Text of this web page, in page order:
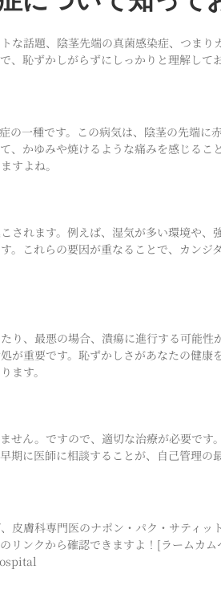
な話題、陰茎先端の真菌感染症、つまり
、恥ずかしがらずにしっかりと理解して
の一種です。この病気は、陰茎の先端に
、かゆみや焼けるような痛みを感じるこ
すよね。
されます。例えば、湿気が多い環境や、
。これらの要因が重なることで、カンジ
り、最悪の場合、潰瘍に進行する可能性
が重要です。恥ずかしさがあなたの健康
ます。
せん。ですので、適切な治療が必要です
に医師に相談することが、自己管理の
皮膚科専門医のナポン・パク・サティッ
リンクから確認できますよ！[ラーム